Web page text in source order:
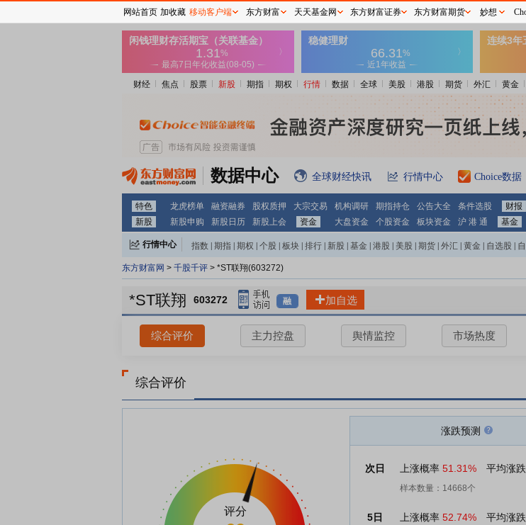
财经 焦点 股票 新股 期指 期权 行情 数据 全球 美股 港股 期货 外汇 黄金
数据中心 全球财经快讯 行情中心 Choice数据
特色 龙虎榜单 融资融券 股权质押 大宗交易 机构调研 期指持仓 公告大全 条件选股 财报
新股
新股申购 新股日历 新股上会 资金 大盘资金 个股资金 板块资金 沪 港 通 基金
行情中心 指数 期指 期权 个股 板块 排行 新股 基金 港股 美股 期货 外汇 黄金 自选股
东方财富网 > 千股千评 > *ST联翔(603272)
*ST联翔 603272 融 加自选
综合评价 主力控盘 舆情监控 市场热度
综合评价
评分
涨跌预测
次日 上涨概率 51.31% 平均涨跌
样本数量：14668个
5日 上涨概率 52.74% 平均涨跌
网站首页 加收藏 移动客户端 东方财富 天天基金网 东方财富证券 东方财富期货 妙想